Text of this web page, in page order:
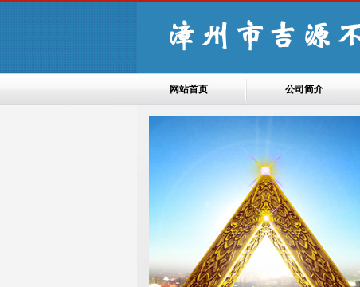
网站首页 公司简介